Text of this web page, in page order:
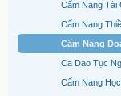
Cẩm Nang Tài
Cẩm Nang
Cẩm Nang
Ca Dao Tục
Cẩm Nang